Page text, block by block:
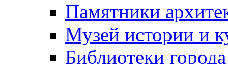
Памятники
Музей истории и
Библиотеки города